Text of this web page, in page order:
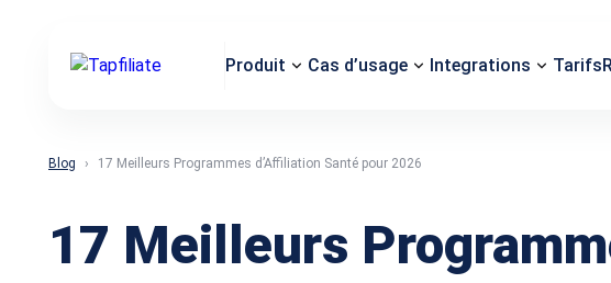
Produit Cas d’usage Integrations Tarifs
Blog 17 Meilleurs Programmes d’Affiliation Santé pour 2026
17 Meilleurs